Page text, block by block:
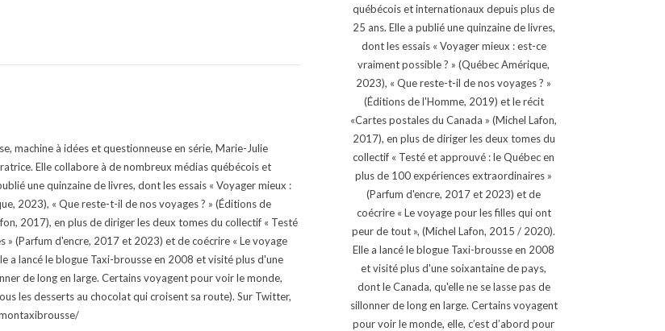
machine à idées et questionneuse en série, Marie-Julie
Elle collabore à de nombreux médias québécois et
une quinzaine de livres, dont les essais « Voyager mieux :
2023), « Que reste-t-il de nos voyages ? » (Éditions de
2017), en plus de diriger les deux tomes du collectif « Testé
(Parfum d'encre, 2017 et 2023) et de coécrire « Le voyage
a lancé le blogue Taxi-brousse en 2008 et visité plus d'une
de long en large. Certains voyagent pour voir le monde,
les desserts au chocolat qui croisent sa route). Sur Twitter,
québécois et internationaux depuis plus de
25 ans. Elle a publié une quinzaine de livres,
dont les essais « Voyager mieux : est-ce
vraiment possible ? » (Québec Amérique,
2023), « Que reste-t-il de nos voyages ? »
(Éditions de l'Homme, 2019) et le récit
«Cartes postales du Canada » (Michel Lafon,
2017), en plus de diriger les deux tomes du
collectif « Testé et approuvé : le Québec en
plus de 100 expériences extraordinaires »
(Parfum d'encre, 2017 et 2023) et de
coécrire « Le voyage pour les filles qui ont
peur de tout », (Michel Lafon, 2015 / 2020).
Elle a lancé le blogue Taxi-brousse en 2008
et visité plus d'une soixantaine de pays,
dont le Canada, qu'elle ne se lasse pas de
sillonner de long en large. Certains voyagent
pour voir le monde, elle, c’est d’abord pour